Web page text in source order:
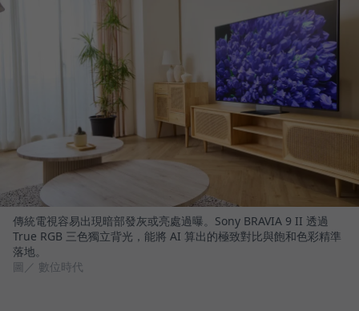
傳統電視容易出現暗部發灰或亮處過曝。Sony BRAVIA 9 II 透過
True RGB 三色獨立背光，能將 AI 算出的極致對比與飽和色彩精準
落地。
圖／ 數位時代